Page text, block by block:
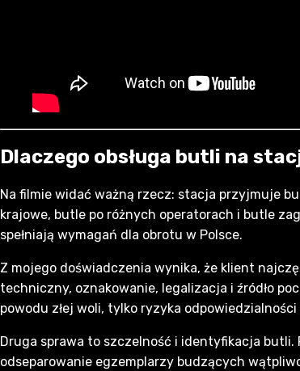
Dlaczego obsługa butli na
Na filmie widać ważną rzecz: stacja przyjmuje
krajowe, butle po różnych operatorach i butle
spełniają wymagań dla obrotu w Polsce.
Z mojego doświadczenia wynika, że klient
techniczny, oznakowanie, legalizacja i źródło
powodu złej woli, tylko ryzyka
Druga sprawa to szczelność i identyfikacja butli.
odseparowanie egzemplarzy budzących